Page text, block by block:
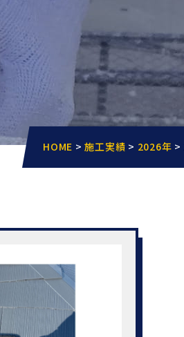
HOME >施工実績 > 2026年 >